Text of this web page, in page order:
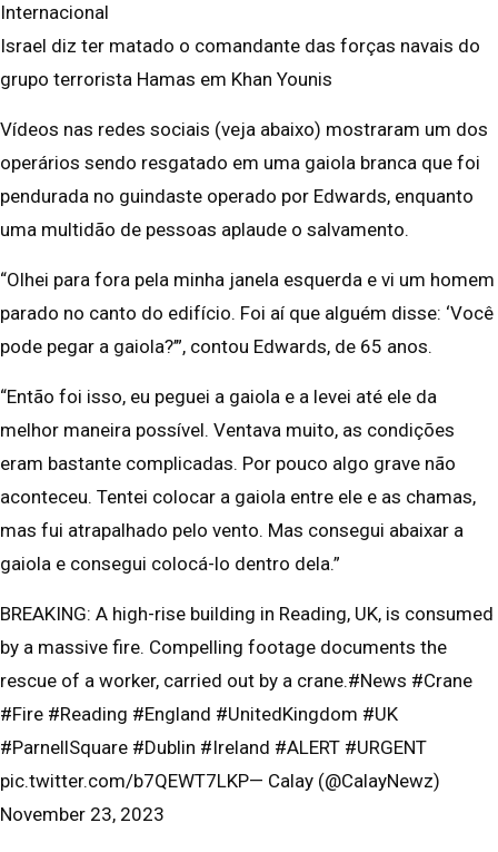
Internacional
Israel diz ter matado o comandante das forças navais do
grupo terrorista Hamas em Khan Younis
Vídeos nas redes sociais (veja abaixo) mostraram um dos
operários sendo resgatado em uma gaiola branca que foi
pendurada no guindaste operado por Edwards, enquanto
uma multidão de pessoas aplaude o salvamento.
“Olhei para fora pela minha janela esquerda e vi um homem
parado no canto do edifício. Foi aí que alguém disse: ‘Você
pode pegar a gaiola?’”, contou Edwards, de 65 anos.
“Então foi isso, eu peguei a gaiola e a levei até ele da
melhor maneira possível. Ventava muito, as condições
eram bastante complicadas. Por pouco algo grave não
aconteceu. Tentei colocar a gaiola entre ele e as chamas,
mas fui atrapalhado pelo vento. Mas consegui abaixar a
gaiola e consegui colocá-lo dentro dela.”
BREAKING: A high-rise building in Reading, UK, is consumed
by a massive fire. Compelling footage documents the
rescue of a worker, carried out by a crane.#News #Crane
#Fire #Reading #England #UnitedKingdom #UK
#ParnellSquare #Dublin #Ireland #ALERT #URGENT
pic.twitter.com/b7QEWT7LKP— Calay (@CalayNewz)
November 23, 2023